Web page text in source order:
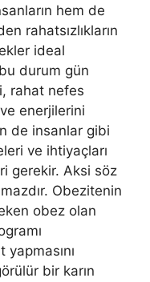
hem de
rahatsızlıkların
ideal
durum gün
rahat nefes
ve enerjilerini
de insanlar gibi
ve ihtiyaçları
gerekir. Aksi söz
Obezitenin
obez olan
yapmasını
bir karın